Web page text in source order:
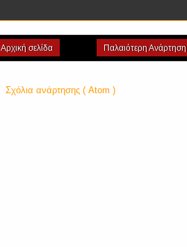
Παλαιότερη Ανάρτηση
Αρχική σελίδα
Σχόλια ανάρτησης ( Atom )